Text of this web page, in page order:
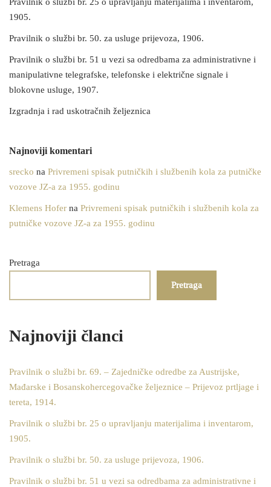
Pravilnik o službi br. 25 o upravljanju materijalima i inventarom,
1905.
Pravilnik o službi br. 50. za usluge prijevoza, 1906.
Pravilnik o službi br. 51 u vezi sa odredbama za administrativne i
manipulativne telegrafske, telefonske i električne signale i
blokovne usluge, 1907.
Izgradnja i rad uskotračnih željeznica
Najnoviji komentari
srecko na Privremeni spisak putničkih i službenih kola za putničke
vozove JZ-a za 1955. godinu
Klemens Hofer na Privremeni spisak putničkih i službenih kola za
putničke vozove JZ-a za 1955. godinu
Pretraga
Pretraga
Najnoviji članci
Pravilnik o službi br. 69. – Zajedničke odredbe za Austrijske,
Mađarske i Bosanskohercegovačke željeznice – Prijevoz prtljage i
tereta, 1914.
Pravilnik o službi br. 25 o upravljanju materijalima i inventarom,
1905.
Pravilnik o službi br. 50. za usluge prijevoza, 1906.
Pravilnik o službi br. 51 u vezi sa odredbama za administrativne i